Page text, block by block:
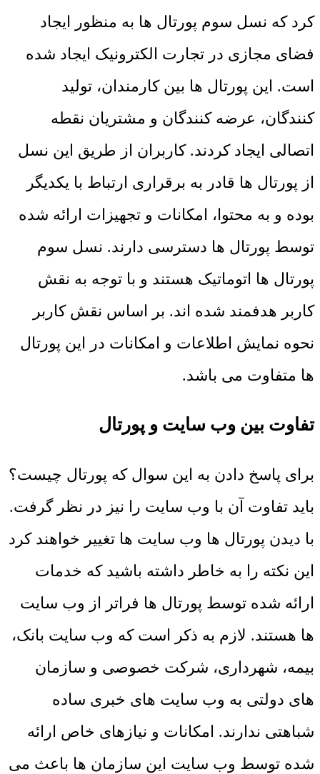
کرد که نسل سوم پورتال ها به منظور ایجاد
فضای مجازی در تجارت الکترونیک ایجاد شده
است. این پورتال ها بین کارمندان، تولید
کنندگان، عرضه کنندگان و مشتریان نقطه
اتصالی ایجاد کردند. کاربران از طریق این نسل
از پورتال ها قادر به برقراری ارتباط با یکدیگر
بوده و به محتوا، امکانات و تجهیزات ارائه شده
توسط پورتال ها دسترسی دارند. نسل سوم
پورتال ها اتوماتیک هستند و با توجه به نقش
کاربر هدفمند شده اند. بر اساس نقش کاربر
نحوه نمایش اطلاعات و امکانات در این پورتال
ها متفاوت می باشد.
تفاوت بین وب سایت و پورتال
برای پاسخ دادن به این سوال که پورتال چیست؟
باید تفاوت آن با وب سایت را نیز در نظر گرفت.
با دیدن پورتال ها وب سایت ها تغییر خواهند کرد
این نکته را به خاطر داشته باشید که خدمات
ارائه شده توسط پورتال ها فراتر از وب سایت
ها هستند. لازم به ذکر است که وب سایت بانک،
بیمه، شهرداری، شرکت خصوصی و سازمان
های دولتی به وب سایت های خبری ساده
شباهتی ندارند. امکانات و نیازهای خاص ارائه
شده توسط وب سایت این سازمان ها باعث می